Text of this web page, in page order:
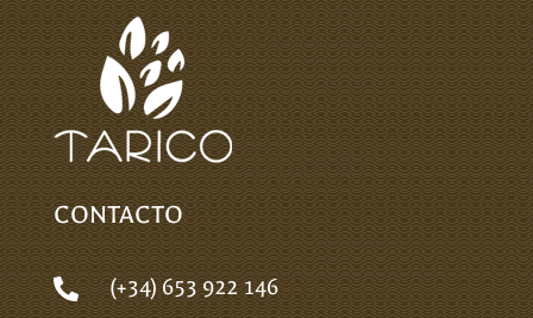
CONTACTO
 (+34) 653 922 146